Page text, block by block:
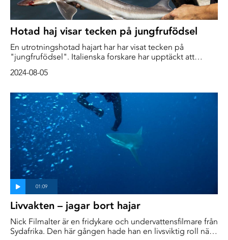
Hotad haj visar tecken på jungfrufödsel
En utrotningshotad hajart har har visat tecken på
"jungfrufödsel". Italienska forskare har upptäckt att
inblandad.
2024-08-05
Livvakten – jagar bort hajar
Nick Filmalter är en fridykare och undervattensfilmare från
Sydafrika. Den här gången hade han en livsviktig roll när